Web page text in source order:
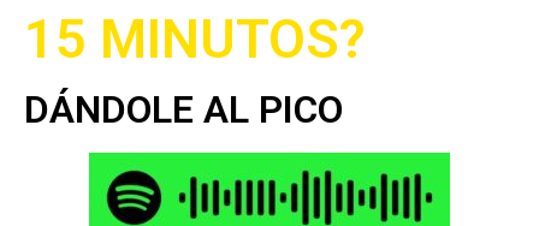
15 MINUTOS?
DÁNDOLE AL PICO